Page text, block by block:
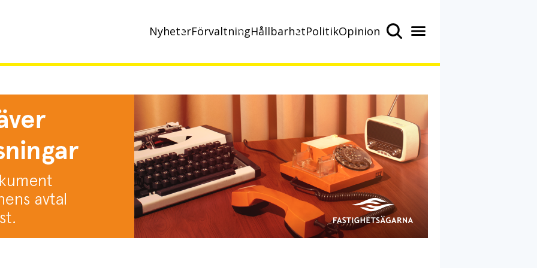
NyheterFörvaltningHållbarhetPolitikOpinion